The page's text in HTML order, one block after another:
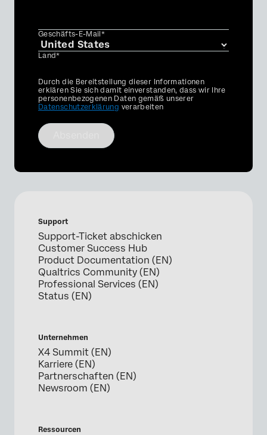
Geschäfts-E-Mail*
Land*
Privacy
Optin
Durch die Bereitstellung dieser Informationen
erklären Sie sich damit einverstanden, dass wir Ihre
personenbezogenen Daten gemäß unserer
Datenschutzerklärung verarbeiten
Support
Support-Ticket abschicken
Customer Success Hub
Product Documentation (EN)
Qualtrics Community (EN)
Professional Services (EN)
Status (EN)
Unternehmen
X4 Summit (EN)
Karriere (EN)
Partnerschaften (EN)
Newsroom (EN)
Ressourcen